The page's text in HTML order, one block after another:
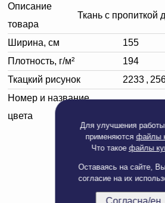
Для улучшения работы
применяютсяфайлы
Что такое файлы
Оставаясь на сайте,
согласие на их
Согласна/ен
Описание
товара
Ткань с пропиткой
Ширина, см
155
Плотность, г/м²
194
Ткацкий рисунок
2233 ,
Номер и название
цвета
110701